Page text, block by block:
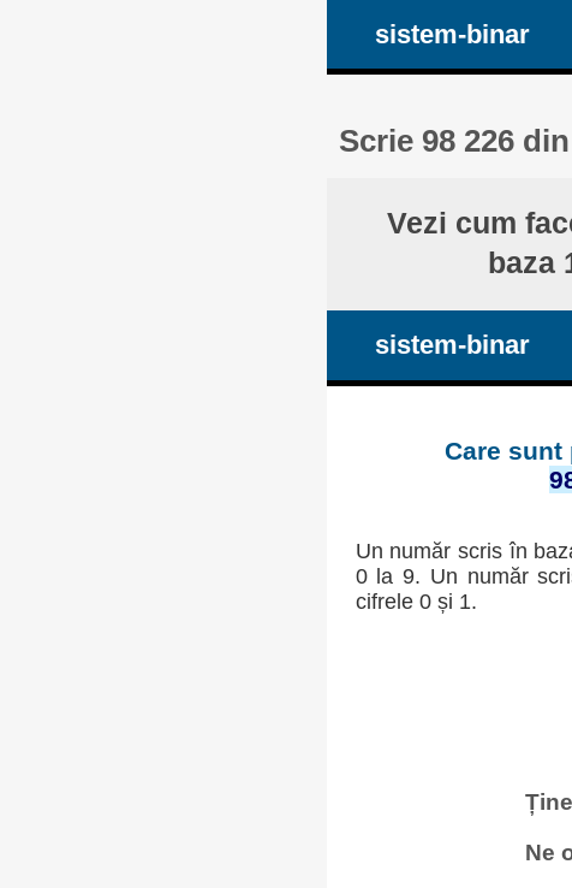
sistem-binar
Scrie 98 226
Vezi cum
baza
sistem-binar
Care
Un număr scris în
0 la 9. Un număr
cifrele 0 și 1.
Ne